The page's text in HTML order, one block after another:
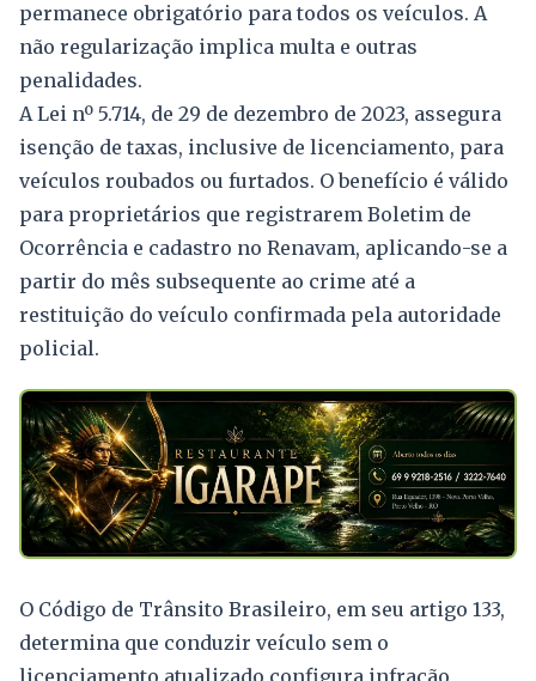
permanece obrigatório para todos os veículos. A
não regularização implica multa e outras
penalidades.
A Lei nº 5.714, de 29 de dezembro de 2023, assegura
isenção de taxas, inclusive de licenciamento, para
veículos roubados ou furtados. O benefício é válido
para proprietários que registrarem Boletim de
Ocorrência e cadastro no Renavam, aplicando-se a
partir do mês subsequente ao crime até a
restituição do veículo confirmada pela autoridade
policial.
O Código de Trânsito Brasileiro, em seu artigo 133,
determina que conduzir veículo sem o
licenciamento atualizado configura infração